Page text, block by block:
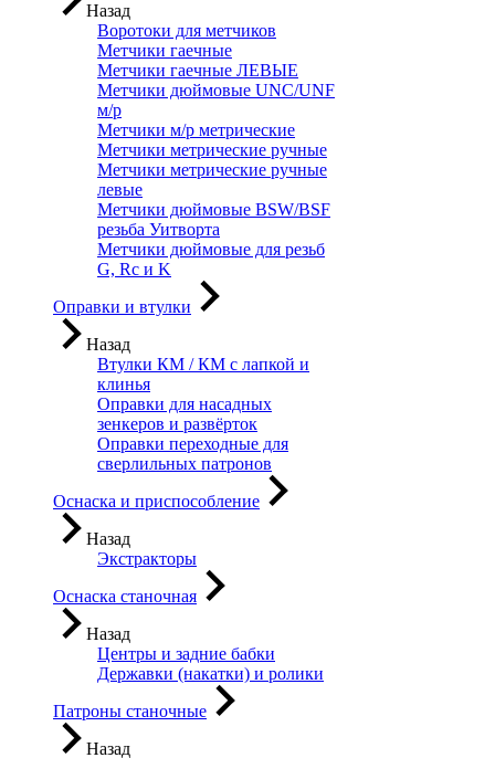
Назад
Воротоки для метчиков
Метчики гаечные
Метчики гаечные ЛЕВЫЕ
Метчики дюймовые UNC/UNF
м/р
Метчики м/р метрические
Метчики метрические ручные
Метчики метрические ручные
левые
Метчики дюймовые BSW/BSF
резьба Уитворта
Метчики дюймовые для резьб
G, Rc и K
Оправки и втулки
Назад
Втулки КМ / КМ с лапкой и
клинья
Оправки для насадных
зенкеров и развёрток
Оправки переходные для
сверлильных патронов
Оснаска и приспособление
Назад
Экстракторы
Оснаска станочная
Назад
Центры и задние бабки
Державки (накатки) и ролики
Патроны станочные
Назад